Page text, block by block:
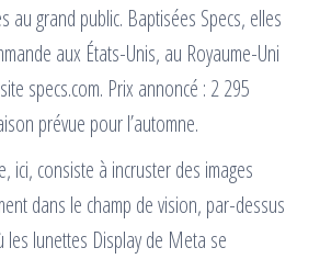
au grand public. Baptisées Specs, elles
aux États-Unis, au Royaume-Uni
specs.com. Prix annoncé : 2 295
prévue pour l’automne.
ici, consiste à incruster des images
dans le champ de vision, par-dessus
les lunettes Display de Meta se